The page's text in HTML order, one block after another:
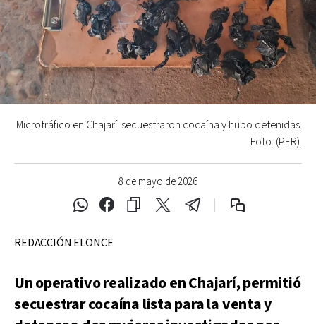
8 de mayo de 2026
Microtráfico en Chajarí: secuestraron cocaína y hubo detenidas.
Foto: (PER).
REDACCIÓN ELONCE
Un operativo realizado en Chajarí, permitió
secuestrar cocaína lista para la venta y